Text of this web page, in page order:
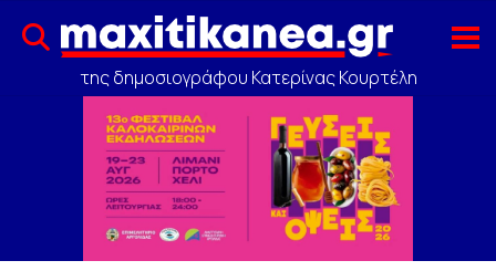
της δημοσιογράφου Κατερίνας Κουρτέλη